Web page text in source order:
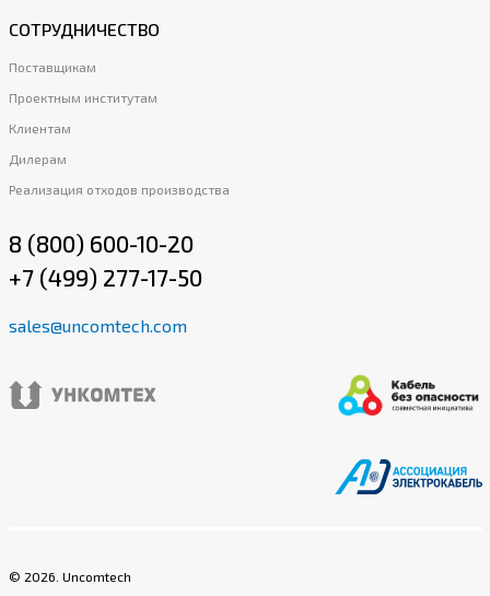
СОТРУДНИЧЕСТВО
Поставщикам
Проектным институтам
Клиентам
Дилерам
Реализация отходов производства
8 (800) 600-10-20
+7 (499) 277-17-50
sales@uncomtech.com
© 2026 . Uncomtech